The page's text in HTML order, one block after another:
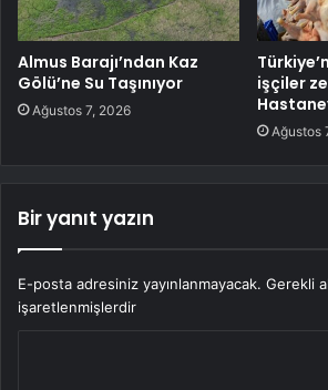
Almus Barajı’ndan Kaz
Gölü’ne Su Taşınıyor
Ağustos 7, 2026
işçiler
Ağustos
Bir yanıt yazın
E-posta adresiniz yayınlanmayacak. Gerekli
işaretlenmişlerdir